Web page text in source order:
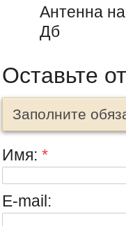
Антенна
Дб
Оставьте
Заполните
Имя: *
E-mail: